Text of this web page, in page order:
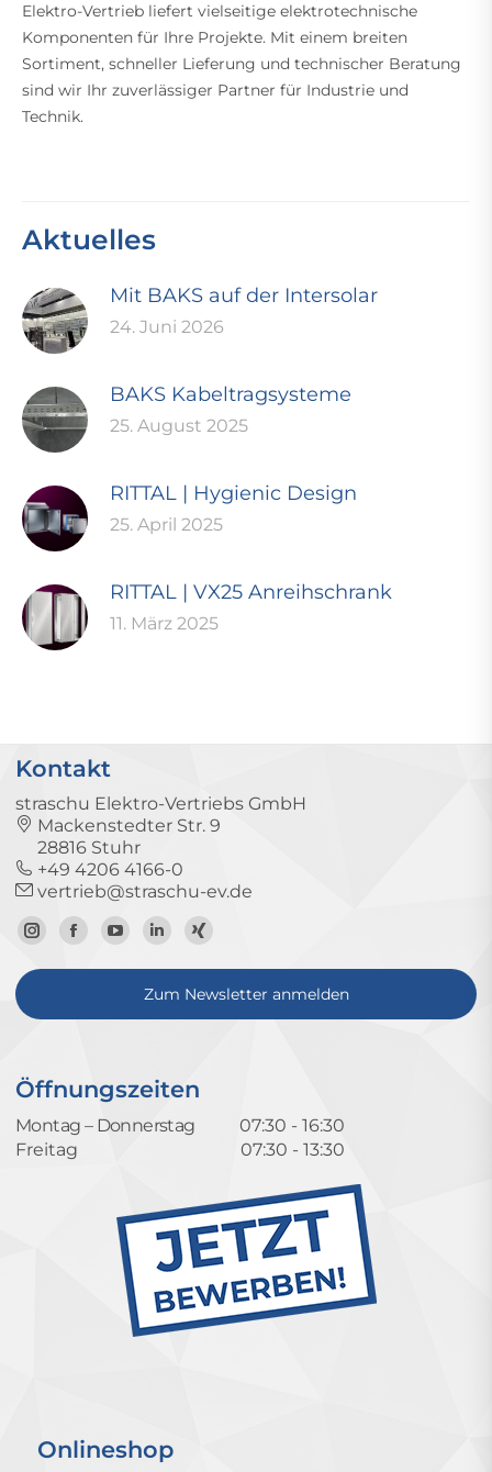
Elektro-Vertrieb liefert vielseitige elektrotechnische
Komponenten für Ihre Projekte. Mit einem breiten
Sortiment, schneller Lieferung und technischer Beratung
sind wir Ihr zuverlässiger Partner für Industrie und
Technik.
Aktuelles
Mit BAKS auf der Intersolar
24. Juni 2026
BAKS Kabeltragsysteme
25. August 2025
RITTAL | Hygienic Design
25. April 2025
RITTAL | VX25 Anreihschrank
11. März 2025
Kontakt
straschu Elektro-Vertriebs GmbH
Mackenstedter Str. 9
28816 Stuhr
+49 4206 4166-0
vertrieb@straschu-ev.de
Zum
Instagram-
Zur
Facebook-
Zum
YouTube-
Kanal
Zum
LinkedIn-
Profil
Zum
Xing-
Profil
Zum Newsletter anmelden
Öffnungszeiten
Montag – Donnerstag
07:30 - 16:30
Freitag
07:30 - 13:30
Onlineshop